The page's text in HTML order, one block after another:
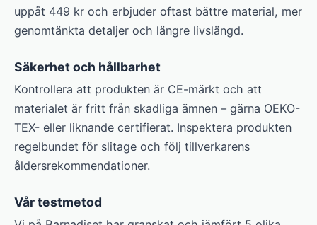
uppåt 449 kr och erbjuder oftast bättre material, mer
genomtänkta detaljer och längre livslängd.
Säkerhet och hållbarhet
Kontrollera att produkten är CE-märkt och att
materialet är fritt från skadliga ämnen – gärna OEKO-
TEX- eller liknande certifierat. Inspektera produkten
regelbundet för slitage och följ tillverkarens
åldersrekommendationer.
Vår testmetod